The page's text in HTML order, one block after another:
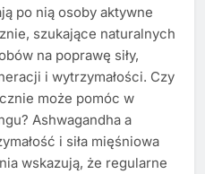
po nią osoby aktywne
szukające naturalnych
na poprawę siły,
i wytrzymałości. Czy
może pomóc w
Ashwagandha a
i siła mięśniowa
wskazują, że regularne